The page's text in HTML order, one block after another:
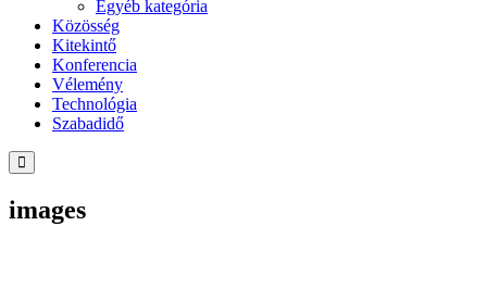
Egyéb kategória
Közösség
Kitekintő
Konferencia
Vélemény
Technológia
Szabadidő
images